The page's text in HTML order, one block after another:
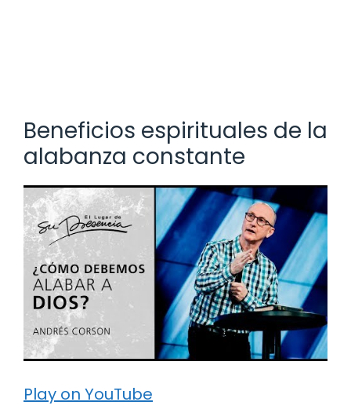
Beneficios espirituales de la
alabanza constante
Play on YouTube